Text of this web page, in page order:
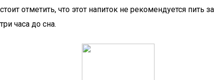
стоит отметить, что этот напиток не рекомендуется пить за
три часа до сна.